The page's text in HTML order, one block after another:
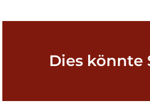
Dies könnte